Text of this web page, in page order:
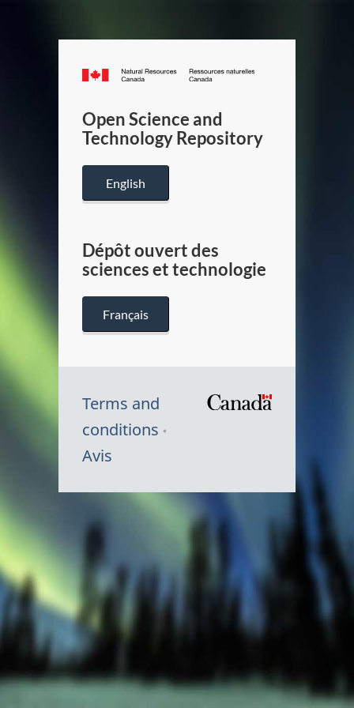
Canada.ca
/
Canada
Open Science and
Technology Repository
English
Dépôt ouvert des
sciences et technologie
Français
Terms and
conditions
Avis
Canada